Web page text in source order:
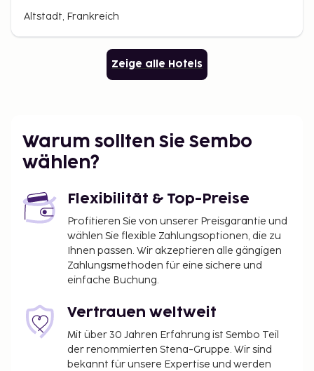
Altstadt, Frankreich
Zeige alle Hotels
Warum sollten Sie Sembo
wählen?
Flexibilität & Top-Preise
Profitieren Sie von unserer Preisgarantie und
wählen Sie flexible Zahlungsoptionen, die zu
Ihnen passen. Wir akzeptieren alle gängigen
Zahlungsmethoden für eine sichere und
einfache Buchung.
Vertrauen weltweit
Mit über 30 Jahren Erfahrung ist Sembo Teil
der renommierten Stena-Gruppe. Wir sind
bekannt für unsere Expertise und werden